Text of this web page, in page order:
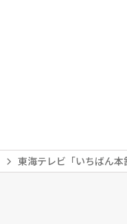
東海テレビ「いちばん本